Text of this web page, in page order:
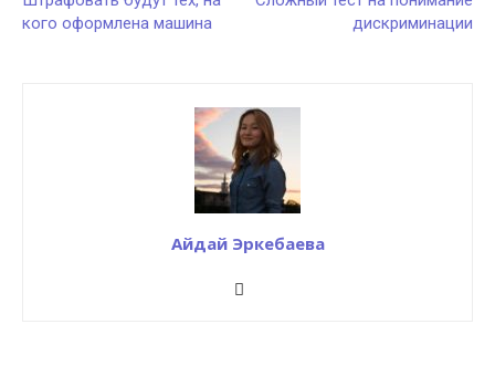
кого оформлена машина
дискриминации
Айдай Эркебаева